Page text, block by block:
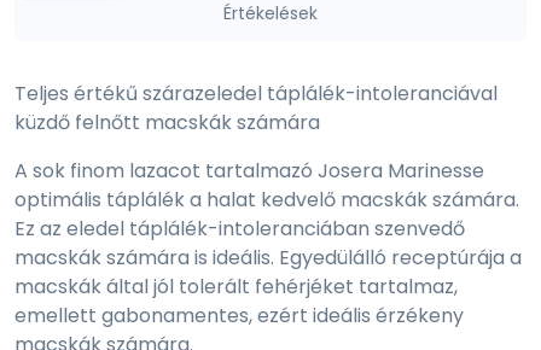
Értékelések
Teljes értékű szárazeledel táplálék-intoleranciával
küzdő felnőtt macskák számára
A sok finom lazacot tartalmazó Josera Marinesse
optimális táplálék a halat kedvelő macskák számára.
Ez az eledel táplálék-intoleranciában szenvedő
macskák számára is ideális. Egyedülálló receptúrája a
macskák által jól tolerált fehérjéket tartalmaz,
emellett gabonamentes, ezért ideális érzékeny